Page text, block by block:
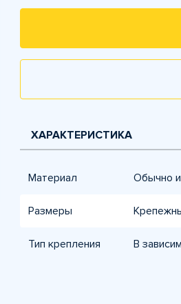
ХАРАКТЕРИСТИКА
Материал Обычно
Размеры
Тип крепления В